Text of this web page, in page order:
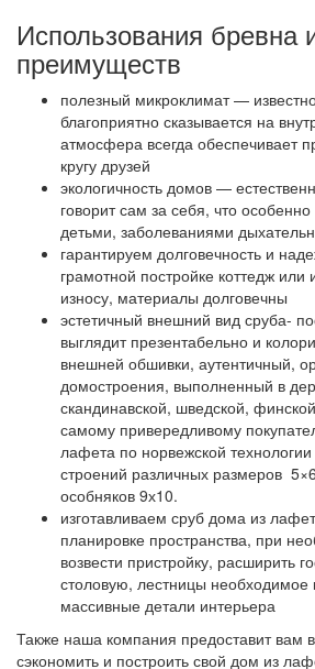
Использования бревна
преимуществ
полезный микроклимат —
благоприятно сказывается на
атмосфера всегда обеспечивает
кругу друзей
экологичность домов —
говорит сам за себя, что
детьми, заболеваниями
гарантируем долговечность и
грамотной постройке коттедж или
износу, материалы долговечны
эстетичный внешний вид сруба-
выглядит презентабельно и
внешней обшивки, аутентичный,
домостроения, выполненный в
скандинавской, шведской,
самому привередливому
лафета по норвежской
строений различных размеров
особняков 9х10.
изготавливаем сруб дома из
планировке пространства, при
возвести пристройку, расширить
столовую, лестницы необходимое
массивные детали интерьера
Также наша компания предоставит вам
сэкономить и построить свой дом из